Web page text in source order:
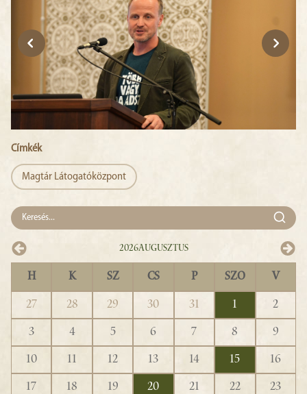
Címkék
Magtár Látogatóközpont
2026Augusztus
H K SZ CS P SZO V
27 28 29 30 31 1
2
3
4 5 6 7 8
9
10
11 12 13 14 15
16
17
18 19 20 21 22
23